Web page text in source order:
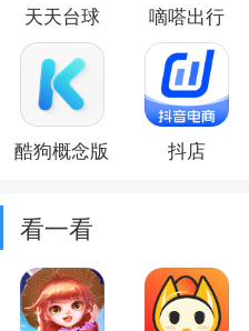
天天台球 嘀嗒出行
酷狗概念版 抖店
看一看